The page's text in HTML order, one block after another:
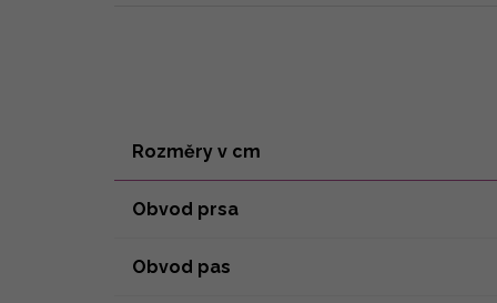
Rozměry v cm
Obvod prsa
Obvod pas